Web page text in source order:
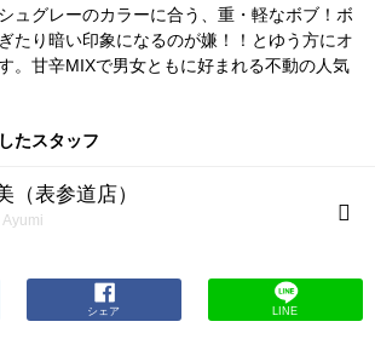
ュグレーのカラーに合う、重・軽なボブ！ボ
たり暗い印象になるのが嫌！！とゆう方にオ
。甘辛MIXで男女ともに好まれる不動の人気
たスタッフ
（表参道店）
シェア LINE